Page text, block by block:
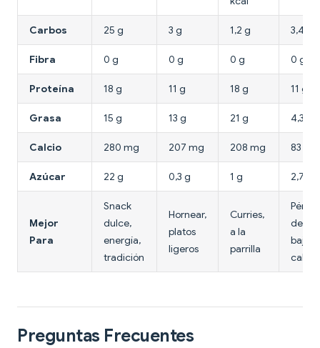
Carbos 25 g 3 g 1,2 g 3,4 g
Fibra 0 g 0 g 0 g 0 g
Proteína 18 g 11 g 18 g 11 g
Grasa 15 g 13 g 21 g 4,3 g
Calcio 280 mg 207 mg 208 mg 83 mg
Azúcar 22 g 0,3 g 1 g 2,7 g
Mejor
Para
Snack
dulce,
energía,
tradición
Hornear,
platos
ligeros
Curries,
a la
parrilla
de
bajo
Preguntas Frecuentes